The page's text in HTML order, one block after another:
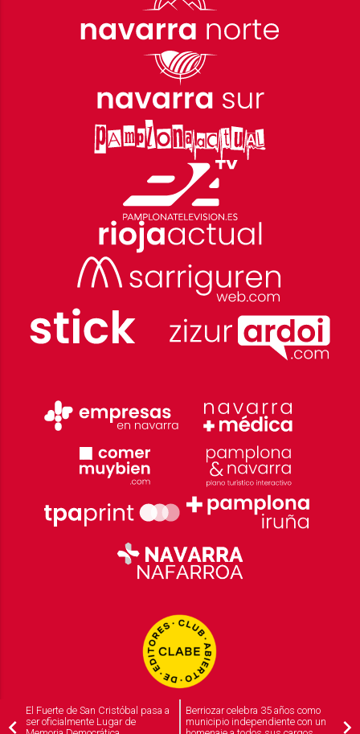
El Fuerte de San Cristóbal pasa a
ser oficialmente Lugar de
Berriozar celebra 35 años como
municipio independiente con un